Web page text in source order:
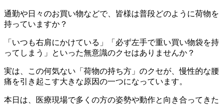
通勤や日々のお買い物などで、皆様は普段どのように荷物を
持っていますか？
「いつも右肩にかけている」「必ず左手で重い買い物袋を持
ってしまう」といった無意識のクセはありませんか？
実は、この何気ない「荷物の持ち方」のクセが、慢性的な腰
痛を引き起こす大きな原因の一つになっています。
本日は、医療現場で多くの方の姿勢や動作と向き合ってきた